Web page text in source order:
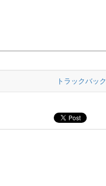
トラックバック